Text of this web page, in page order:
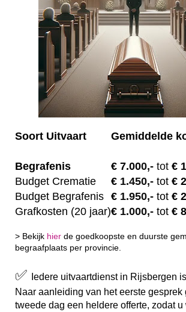
Soort Uitvaart Gemiddelde
Begrafenis € 7.000,- tot €
Budget Crematie
€ 1.450,- tot €
Budget Begrafenis € 1.950,- tot €
Grafkosten (20 jaar)€ 1.000,- tot €
> Bekijk hier de goedkoopste en duurste
begraafplaats per provincie.
✅
Iedere uitvaartdienst in Rijsbergen
Naar aanleiding van het eerste gesprek
tweede dag een heldere offerte, zodat